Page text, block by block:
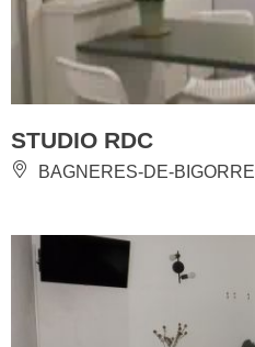
STUDIO RDC
BAGNERES-DE-BIGORRE